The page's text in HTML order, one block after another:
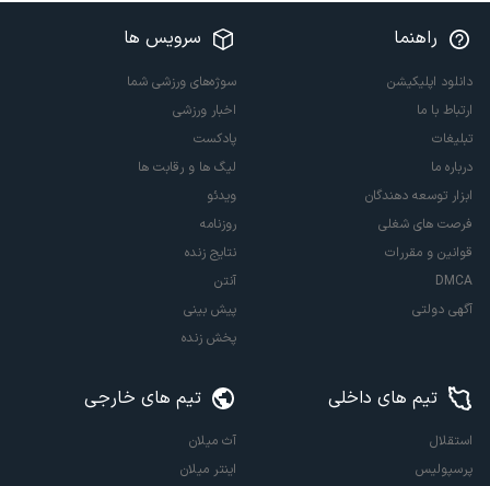
راهنما
دانلود اپلیکیشن
ارتباط با ما
تبلیغات
درباره ما
ابزار توسعه دهندگان
فرصت های شغلی
قوانین و مقررات
DMCA
آگهی دولتی
سرویس ها
سوژه‌های ورزشی شما
اخبار ورزشی
پادکست
لیگ ها و رقابت ها
ویدئو
روزنامه
نتایج زنده
آنتن
پیش بینی
پخش زنده
تیم های داخلی
استقلال
پرسپولیس
تیم های خارجی
آث میلان
اینتر میلان